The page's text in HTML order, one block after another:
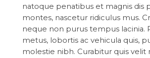
natoque penatibus et magnis dis
montes, nascetur ridiculus mus.
neque non purus tempus lacinia.
metus, lobortis ac vehicula quis,
molestie nibh. Curabitur quis velit